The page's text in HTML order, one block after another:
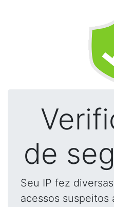
de
Seu IP fez
acessos suspeitos